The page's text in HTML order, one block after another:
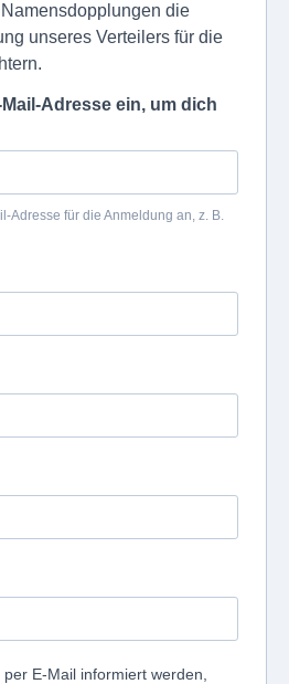
die
unseres Verteilers für die
Adresse ein, um dich
Adresse für die Anmeldung an, z. B.
E-Mail informiert werden,